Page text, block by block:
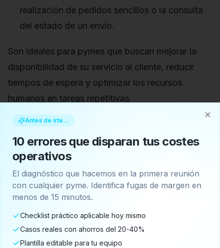
realización de pedidos sencillos o la consulta
del estado de un envío.
Son ideales para pymes que buscan mejorar la
disponibilidad de su servicio al cliente, reducir
tiempos de espera y optimizar los recursos
humanos en tareas repetitivas.
¿Cuándo implementar un
Agente IA en su pyme?
Escenarios de alto valor
Los agentes IA son la evolución lógica para
pymes que ya han explorado la automatización
básica y buscan un impacto transformador en sus
Antes de irte...
10 errores que disparan tus costes
operativos
El diagnóstico que hacemos en la primera reunión
con cualquier pyme. Identifica fugas de margen en
menos de 15 minutos.
Checklist práctico aplicable hoy mismo
Casos reales con ahorros del 20-40%
Plantilla editable para tu equipo